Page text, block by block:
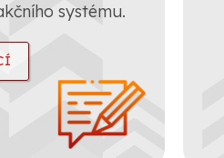
systému.